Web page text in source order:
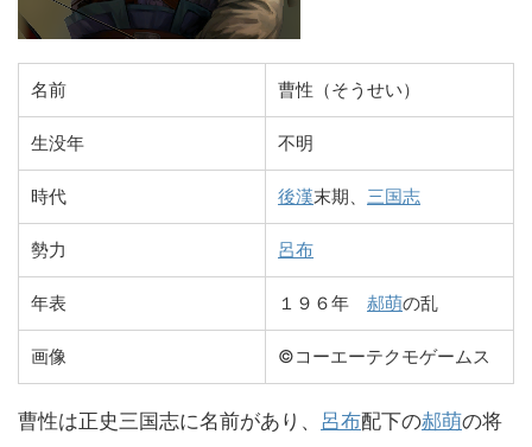
名前 曹性（そうせい）
生没年 不明
時代 後漢末期、 三国志
勢力 呂布
年表 １９６年 郝萌の乱
画像 ©コーエーテクモゲームス
曹性は正史三国志に名前があり、 呂布配下の郝萌の将